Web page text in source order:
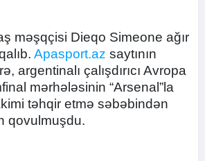
məşqçisi Dieqo Simeone ağır
Apasport.az saytının
argentinalı çalışdırıcı Avropa
mərhələsinin “Arsenal”la
təhqir etmə səbəbindən
qovulmuşdu.